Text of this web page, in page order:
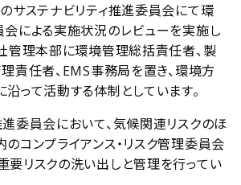
サステナビリティ推進委員会にて環
会による実施状況のレビューを実施し
管理本部に環境管理総括責任者、製
責任者、EMS事務局を置き、環境方
って活動する体制としています。
委員会において、気候関連リスクのほ
コンプライアンス・リスク管理委員会
要リスクの洗い出しと管理を行ってい